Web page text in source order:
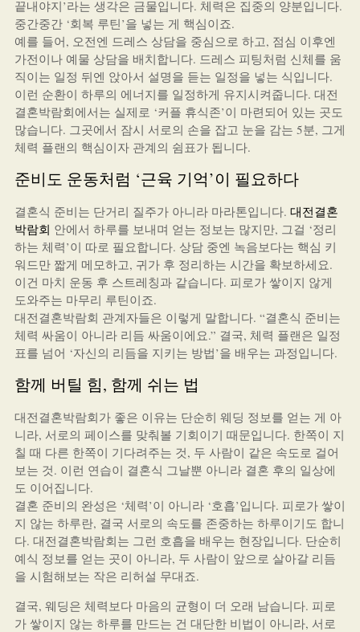
끝내야지’라는 생각은 금물입니다. 체력은 집중의 양분입니다.
중간중간 ‘회복 루틴’을 넣는 게 핵심이죠.
예를 들어, 오전엔 드레스 상담을 중심으로 하고, 점심 이후엔
가전이나 예물 상담을 배치합니다. 드레스 피팅처럼 신체를 움
직이는 일정 뒤엔 앉아서 설명을 듣는 일정을 넣는 식입니다.
이런 순환이 하루의 에너지를 일정하게 유지시켜줍니다. 대전
결혼박람회에서는 실제로 ‘커플 휴식존’이 마련되어 있는 곳도
많습니다. 그곳에서 잠시 서로의 손을 잡고 눈을 감는 5분, 그게
체력 플랜의 핵심이자 관계의 쉼표가 됩니다.
준비도 운동처럼 ‘근육 기억’이 필요하다
결혼식 준비는 단거리 질주가 아니라 마라톤입니다. 대전결혼
박람회 안에서 하루를 보내며 얻는 정보는 많지만, 그걸 ‘정리
하는 체력’이 따로 필요합니다. 상담 중엔 녹음보다는 핵심 키
워드만 짧게 메모하고, 귀가 후 정리하는 시간을 확보하세요.
이건 마치 운동 후 스트레칭과 같습니다. 피로가 쌓이지 않게
도와주는 마무리 루틴이죠.
대전결혼박람회 관계자들은 이렇게 말합니다. “결혼식 준비는
체력 싸움이 아니라 리듬 싸움이에요.” 결국, 체력 플랜은 일정
표를 넘어 ‘자신의 리듬을 지키는 방법’을 배우는 과정입니다.
함께 버틸 힘, 함께 쉬는 법
대전결혼박람회가 좋은 이유는 단순히 웨딩 정보를 얻는 게 아
니라, 서로의 페이스를 맞춰볼 기회이기 때문입니다. 한쪽이 지
칠 때 다른 한쪽이 기다려주는 것, 두 사람이 같은 속도로 걸어
보는 것. 이런 연습이 결혼식 그날뿐 아니라 결혼 후의 일상에
도 이어집니다.
결혼 준비의 완성은 ‘체력’이 아니라 ‘호흡’입니다. 피로가 쌓이
지 않는 하루란, 결국 서로의 속도를 존중하는 하루이기도 합니
다. 대전결혼박람회는 그런 호흡을 배우는 현장입니다. 단순히
예식 정보를 얻는 곳이 아니라, 두 사람이 앞으로 살아갈 리듬
을 시험해보는 작은 리허설 무대죠.
결국, 웨딩은 체력보다 마음의 균형이 더 오래 남습니다. 피로
가 쌓이지 않는 하루를 만드는 건 대단한 비법이 아니라, 서로